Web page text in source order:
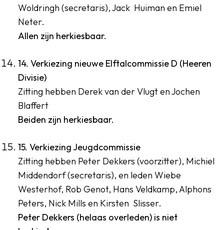
Woldringh (secretaris), Jack Huiman en Emiel
Neter.
Allen zijn herkiesbaar.
14. Verkiezing nieuwe Elftalcommissie D (Heeren
Divisie)
Zitting hebben Derek van der Vlugt en Jochen
Blaffert
Beiden zijn herkiesbaar.
15. Verkiezing Jeugdcommissie
Zitting hebben Peter Dekkers (voorzitter), Michiel
Middendorf (secretaris), en leden Wiebe
Westerhof, Rob Genot, Hans Veldkamp, Alphons
Peters, Nick Mills en Kirsten Slisser.
Peter Dekkers (helaas overleden) is niet